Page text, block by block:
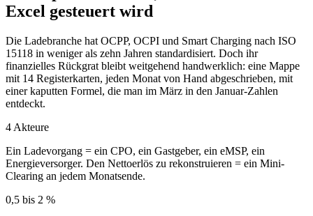
Excel gesteuert wird
Die Ladebranche hat OCPP, OCPI und Smart Charging nach ISO
15118 in weniger als zehn Jahren standardisiert. Doch ihr
finanzielles Rückgrat bleibt weitgehend handwerklich: eine Mappe
mit 14 Registerkarten, jeden Monat von Hand abgeschrieben, mit
einer kaputten Formel, die man im März in den Januar-Zahlen
entdeckt.
4 Akteure
Ein Ladevorgang = ein CPO, ein Gastgeber, ein eMSP, ein
Energieversorger. Den Nettoerlös zu rekonstruieren = ein Mini-
Clearing an jedem Monatsende.
0,5 bis 2 %